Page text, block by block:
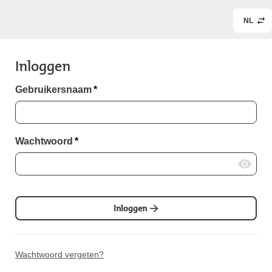
NL
Inloggen
Gebruikersnaam*
Wachtwoord *
Inloggen
Wachtwoord vergeten?